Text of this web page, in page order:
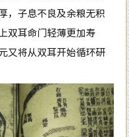
，子息不良及余粮无积
双耳命门轻薄更加寿
又将从双耳开始循环研